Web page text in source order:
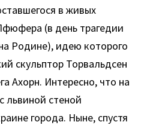
в живых
(в день трагедии
Родине), идею которого
скульптор Торвальдсен
Ахорн. Интересно, что на
львиной стеной
города. Ныне, спустя